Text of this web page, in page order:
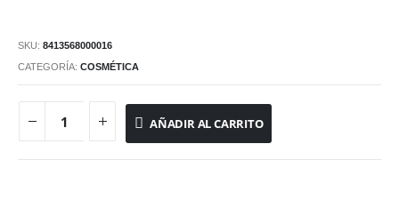
SKU: 8413568000016
CATEGORÍA: COSMÉTICA
AÑADIR AL CARRITO